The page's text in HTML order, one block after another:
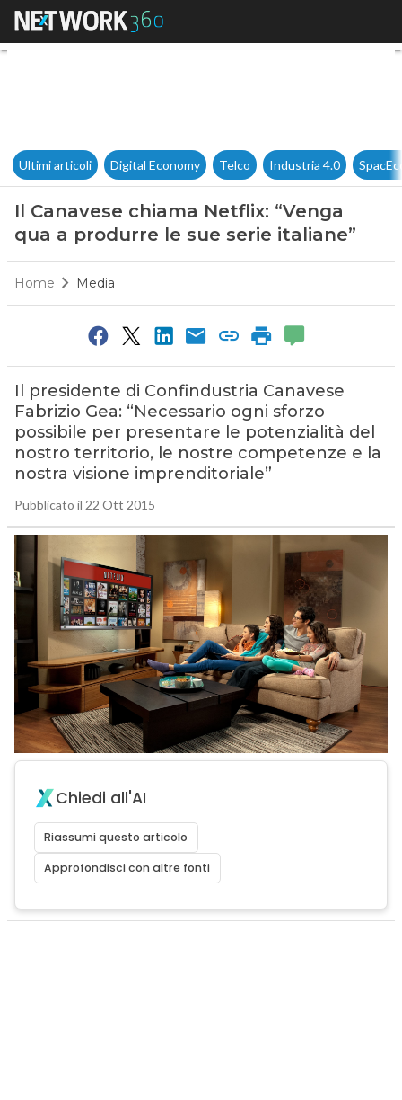
Il Canavese chiama Netflix:
Ultimi articoli Digital Economy Telco Industria 4.0
Il Canavese chiama Netflix: “Venga
qua a produrre le sue serie italiane”
Home Media
Il presidente di Confindustria Canavese
Fabrizio Gea: “Necessario ogni sforzo
possibile per presentare le potenzialità del
nostro territorio, le nostre competenze e la
nostra visione imprenditoriale”
Pubblicato il 22 Ott 2015
Chiedi all'AI
Riassumi questo articolo
Approfondisci con altre fonti